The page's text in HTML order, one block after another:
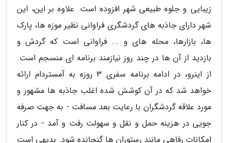
زیبایی و جلوه طبیعی شهر افزوده است. علاوه بر این، این
شهر دارای جاذبه های گردشگری فراوانی نظیر موزه ها، پارک
ها، بازارها، محله های و ... فراوانی است که گردش و
بازدید از آن ها در چند روز نیازمند برنامه ای منسجم است.
از اینرو، در ادامه برنامه سفری 3 روزه به آمستردام ارائه
خواهد شد که در آن کوشش شده اغلب جاذبه ها مشهور و
مورد علاقه گردشگران با رعایت بعد مسافت - به جهت صرفه
جویی در هزینه حمل و نقل و سهولت رفت و آمد - در کنار
امکانات رفاهی مانند رستوران ها گنجانده شود. بدیهی است